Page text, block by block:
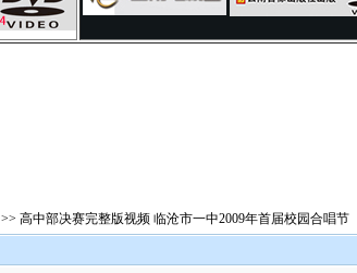
>> 高中部决赛完整版视频 临沧市一中2009年首届校园合唱节